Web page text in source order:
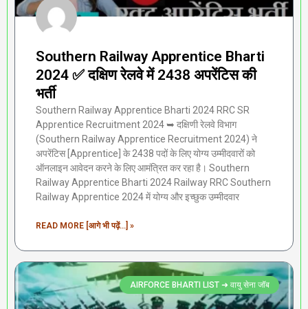
Southern Railway Apprentice Bharti
2024 ✅ दक्षिण रेलवे में 2438 अपरेंटिस की
भर्ती
Southern Railway Apprentice Bharti 2024 RRC SR
Apprentice Recruitment 2024 ➥ दक्षिणी रेलवे विभाग
(Southern Railway Apprentice Recruitment 2024) ने
अपरेंटिस [Apprentice] के 2438 पदों के लिए योग्य उम्मीदवारों को
ऑनलाइन आवेदन करने के लिए आमंत्रित कर रहा है। Southern
Railway Apprentice Bharti 2024 Railway RRC Southern
Railway Apprentice 2024 में योग्य और इच्छुक उम्मीदवार
READ MORE [आगे भी पढ़ें...] »
AIRFORCE BHARTI LIST ➜ वायु सेना जॉब